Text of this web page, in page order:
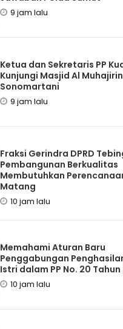
9 jam lalu
Ketua dan Sekretaris PP
Kunjungi Masjid Al Muhajirin
Sonomartani
9 jam lalu
Fraksi Gerindra DPRD
Pembangunan Berkualitas
Membutuhkan
Matang
10 jam lalu
Memahami Aturan Baru
Penggabungan
Istri dalam PP No. 20 Tahun
10 jam lalu